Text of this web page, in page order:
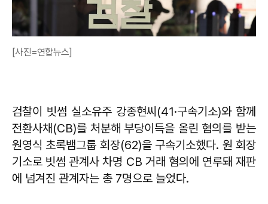
[사진=연합뉴스]
검찰이 빗썸 실소유주 강종현씨(41·구속기소)와 함께
전환사채(CB)를 처분해 부당이득을 올린 혐의를 받는
원영식 초록뱀그룹 회장(62)을 구속기소했다. 원 회장
기소로 빗썸 관계사 차명 CB 거래 혐의에 연루돼 재판
에 넘겨진 관계자는 총 7명으로 늘었다.